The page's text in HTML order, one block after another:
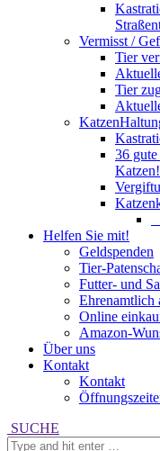
Vermisst /
Tier
Tier
Katzen
36
Katzen!
Helfen Sie mit!
Geldspenden
Tier-
Futter- und
Ehrenamtlich
Online
Amazon-
Über uns
Kontakt
Kontakt
Search:
SUCHE